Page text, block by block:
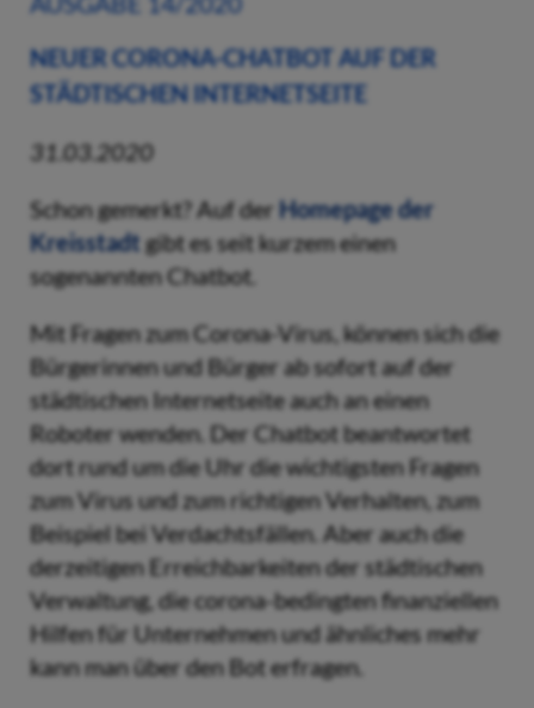
NEUER CORONA-CHATBOT AUF DER
STÄDTISCHEN INTERNETSEITE
31.03.2020
Schon gemerkt? Auf der Homepage der
Kreisstadt gibt es seit kurzem einen
sogenannten Chatbot.
Mit Fragen zum Corona-Virus, können sich die
Bürgerinnen und Bürger ab sofort auf der
städtischen Internetseite auch an einen
Roboter wenden. Der Chatbot beantwortet
dort rund um die Uhr die wichtigsten Fragen
zum Virus und zum richtigen Verhalten, zum
Beispiel bei Verdachtsfällen. Aber auch die
derzeitigen Erreichbarkeiten der städtischen
Verwaltung, die corona-bedingten finanziellen
Hilfen für Unternehmen und ähnliches mehr
kann man über den Bot erfragen.